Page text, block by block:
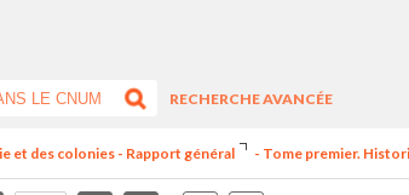
RECHERCHE AVANCÉE
et des colonies - Rapport général - Tome premier.